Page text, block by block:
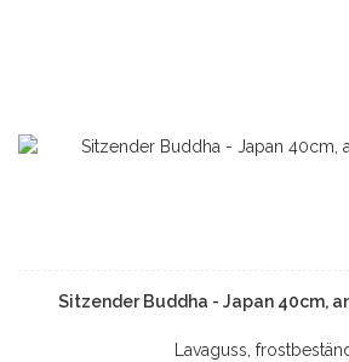
Sitzender Buddha - Japan 40cm,
Lavaguss,